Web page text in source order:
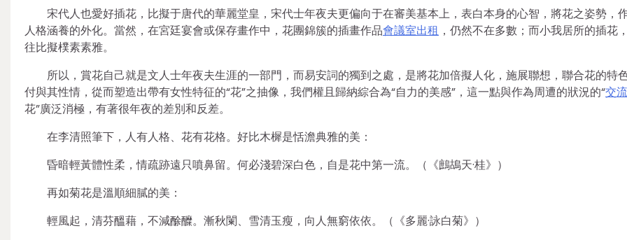
宋代人也愛好插花，比擬于唐代的華麗堂皇，宋代士年夜夫更偏向于在審美基本上，表白本身的心智，將花之姿勢，
人格涵養的外化。當然，在宮廷宴會或保存畫作中，花團錦簇的插畫作品會議室出租 ，仍然不在多數；而小我居所的插花
往比擬樸素素雅。
所以，賞花自己就是文人士年夜夫生涯的一部門，而易安詞的獨到之處，是將花加倍擬人化，施展聯想，聯合花的特
付與其性情，從而塑造出帶有女性特征的“花”之抽像，我們權且歸納綜合為“自力的美感”，這一點與作為周遭的狀況的“交流
花”廣泛消極，有著很年夜的差別和反差。
在李清照筆下，人有人格、花有花格。好比木樨是恬澹典雅的美：
昏暗輕黃體性柔，情疏跡遠只噴鼻留。何必淺碧深白色，自是花中第一流。（《鷓鴣天·桂》）
再如菊花是溫順細膩的美：
輕風起，清芬醞藉，不減酴醾。漸秋闌、雪清玉瘦，向人無窮依依。（《多麗·詠白菊》）